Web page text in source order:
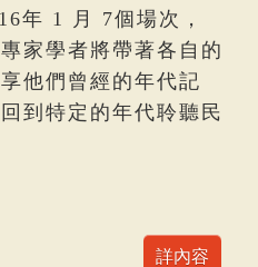
年 1 月 7個場次，
家學者將帶著各自的
他們曾經的年代記
到特定的年代聆聽民